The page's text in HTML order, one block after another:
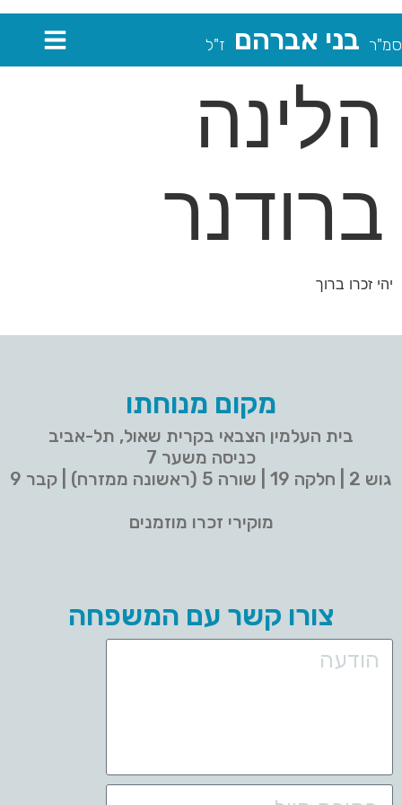
סמ"ר בני אברהם ז"ל
הלינה
ברודנר
יהי זכרו ברוך
מקום מנוחתו
בית העלמין הצבאי בקרית שאול, תל-אביב
כניסה משער 7
גוש 2 | חלקה 19 | שורה 5 (ראשונה ממזרח) | קבר 9
מוקירי זכרו מוזמנים
צורו קשר עם המשפחה